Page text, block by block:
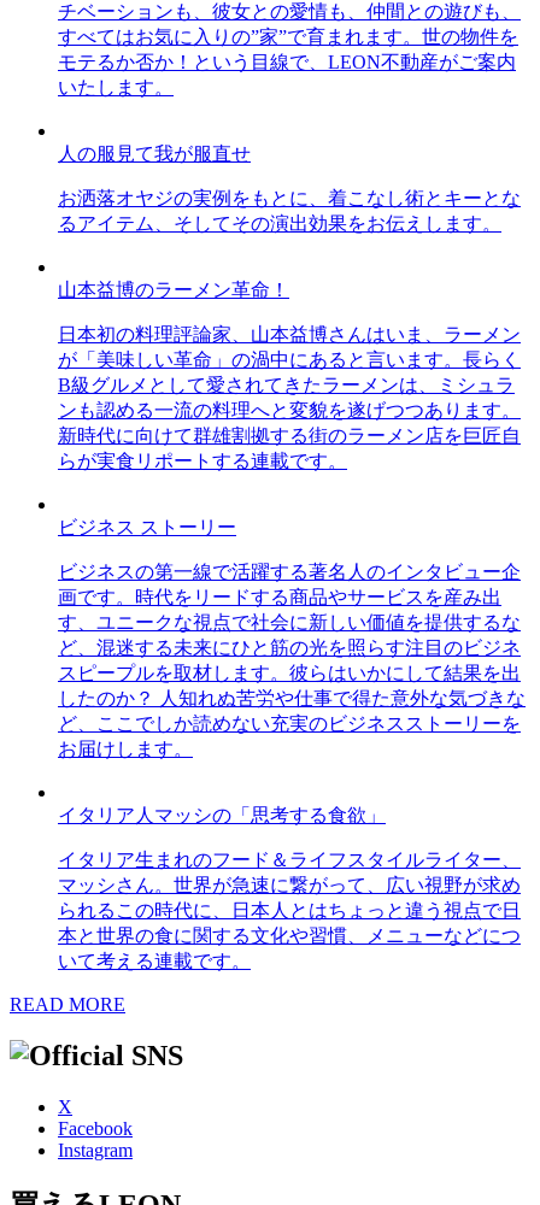
チベーションも、彼女との愛情も、仲間との遊びも、
すべてはお気に入りの”家”で育まれます。世の物件を
モテるか否か！という目線で、LEON不動産がご案内
いたします。
人の服見て我が服直せ
お洒落オヤジの実例をもとに、着こなし術とキーとな
るアイテム、そしてその演出効果をお伝えします。
山本益博のラーメン革命！
日本初の料理評論家、山本益博さんはいま、ラーメン
が「美味しい革命」の渦中にあると言います。長らく
B級グルメとして愛されてきたラーメンは、ミシュラ
ンも認める一流の料理へと変貌を遂げつつあります。
新時代に向けて群雄割拠する街のラーメン店を巨匠自
らが実食リポートする連載です。
ビジネス ストーリー
ビジネスの第一線で活躍する著名人のインタビュー企
画です。時代をリードする商品やサービスを産み出
す、ユニークな視点で社会に新しい価値を提供するな
ど、混迷する未来にひと筋の光を照らす注目のビジネ
スピープルを取材します。彼らはいかにして結果を出
したのか？ 人知れぬ苦労や仕事で得た意外な気づきな
ど、ここでしか読めない充実のビジネスストーリーを
お届けします。
イタリア人マッシの「思考する食欲」
イタリア生まれのフード＆ライフスタイルライター、
マッシさん。世界が急速に繋がって、広い視野が求め
られるこの時代に、日本人とはちょっと違う視点で日
本と世界の食に関する文化や習慣、メニューなどにつ
いて考える連載です。
READ MORE
X
Facebook
Instagram